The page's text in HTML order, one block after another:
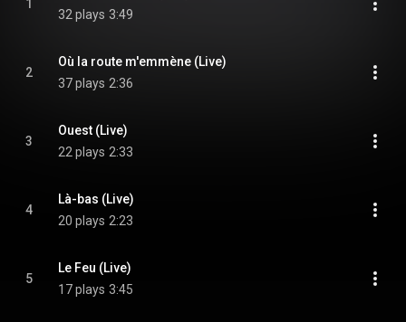
1
32 plays 3:49
2
Où la route m'emmène (Live)
37 plays 2:36
3
Ouest (Live)
22 plays 2:33
4
Là-bas (Live)
20 plays 2:23
5
Le Feu (Live)
17 plays 3:45